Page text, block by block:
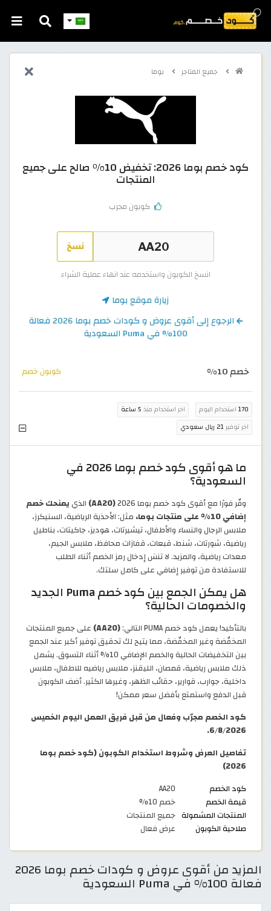
جميع المتاجر بوما
كود خصم بوما 2026: تخفيض 10% صالح على جميع
المنتجات
كوبون مجرب
نسخ
انسخ الكوبون واستخدمه عند انهاء عملية الشراء
زيارة موقع بوما
الرجوع إلى أقوى عروض و كودات خصم بوما 2026 فعالة
100% في Puma السعودية
خصم 10% كوبون خصم
170 استخدام اليوم اخر استخدام منذ 5 ساعة
اخر توفير21 ريال سعودي
ما هو أقوى كود خصم بوما 2026 في
السعودية؟
وفّر فورًا مع أقوى كود خصم بوما 2026 (AA20) الذي يمنحك خصم
إضافي 10% على منتجات بوما،
مثل: الأحذية الرياضية، السنيكرز،
ملابس الرجال والنساء والأطفال، تيشيرتات، هوديز، جاكيتات، بناطيل
رياضية، شورتات، شنط، قبعات، قفازات محافظ، ملابس الجيم،
معدات رياضية، والمزيد. لا تنسَ إدخال رمز الخصم أثناء الطلب
للاستفادة من توفير إضافي على كامل سلتك.
هل يمكن الجمع بين كود خصم Puma الجديد
والخصومات الحالية؟
بالتأكيد! يعمل كود خصم PUMA التالي: (AA20)
على جميع المنتجات
المخفّضة وغير المخفّضة، مما يتيح لك تحقيق توفير أكبر عند الجمع
بين التخفيضات الحالية والخصم الإضافي 10% أثناء التسوق. يشمل
ذلك ملابس رياضية، قمصان، الليقنز، ملابس رياضيه للاطفال، ملابس
داخلية، جوارب، قوارير، حقائب الظهر، وغيرها الكثير. أضف الكوبون
قبل الدفع واستمتع بأفضل سعر ممكن!
كود الخصم مجرّب وفعال من قبل فريق العمل اليوم الخميس
6/8/2026.
تفاصيل العرض وشروط استخدام الكوبون (كود خصم بوما
2026)
كود الخصم
AA20
قيمة الخصم
خصم 10%
المنتجات المشمولة جميع المنتجات
صلاحية الكوبون
عرض فعال
المزيد من أقوى عروض و كودات خصم بوما 2026
فعالة 100% في Puma السعودية